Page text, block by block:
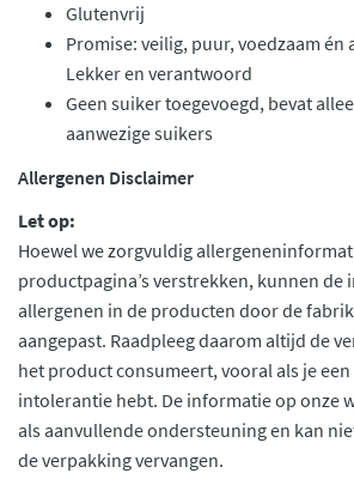
Glutenvrij
Promise: veilig, puur, voedzaam
Lekker en verantwoord
Geen suiker toegevoegd, bevat
aanwezige suikers
Allergenen Disclaimer
Let op:
Hoewel we zorgvuldig
productpagina’s verstrekken, kunnen de
allergenen in de producten door de
aangepast. Raadpleeg daarom altijd de
het product consumeert, vooral als je
intolerantie hebt. De informatie op onze
als aanvullende ondersteuning en kan
de verpakking vervangen.